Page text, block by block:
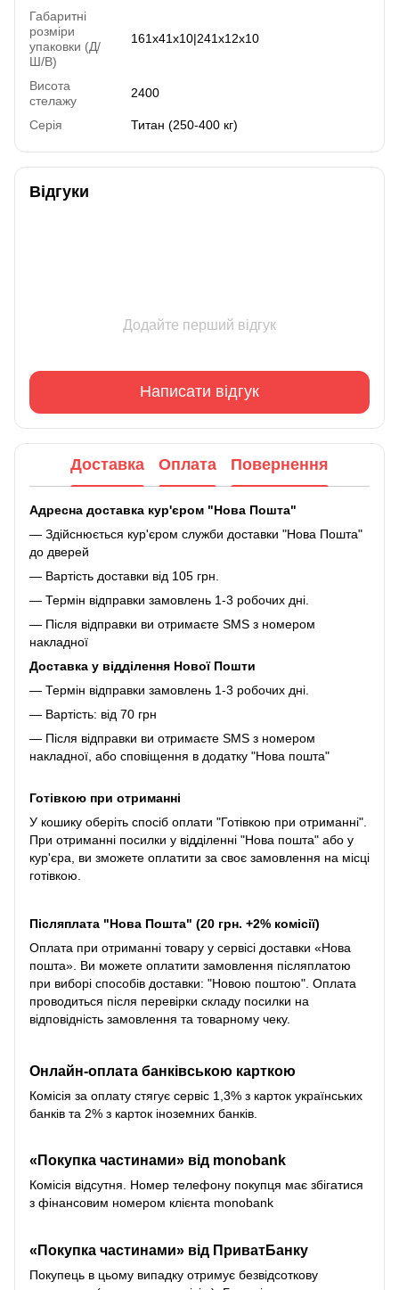
Габаритні
розміри
упаковки (Д/
Ш/В)
161х41х10|241х12х10
Висота
стелажу
2400
Серія Титан (250-400 кг)
Відгуки
Додайте перший відгук
Написати відгук
Доставка Оплата Повернення
Адресна доставка кур'єром "Нова Пошта"
— Здійснюється кур'єром служби доставки "Нова Пошта"
до дверей
— Вартість доставки від 105 грн.
— Термін відправки замовлень 1-3 робочих дні.
— Після відправки ви отримаєте SMS з номером
накладної
Доставка у відділення Нової Пошти
— Термін відправки замовлень 1-3 робочих дні.
— Вартість: від 70 грн
— Після відправки ви отримаєте SMS з номером
накладної, або сповіщення в додатку "Нова пошта"
Готівкою при отриманні
У кошику оберіть спосіб оплати "Готівкою при отриманні".
При отриманні посилки у відділенні "Нова пошта" або у
кур'єра, ви зможете оплатити за своє замовлення на місці
готівкою.
Післяплата "Нова Пошта" (20 грн. +2% комісії)
Оплата при отриманні товару у сервісі доставки «Нова
пошта». Ви можете оплатити замовлення післяплатою
при виборі способів доставки: "Новою поштою". Оплата
проводиться після перевірки складу посилки на
відповідність замовлення та товарному чеку.
Онлайн-оплата банківською карткою
Комісія за оплату стягує сервіс 1,3% з карток українських
банків та 2% з карток іноземних банків.
«Покупка частинами» від monobank
Комісія відсутня. Номер телефону покупця має збігатися
з фінансовим номером клієнта monobank
«Покупка частинами» від ПриватБанку
Покупець в цьому випадку отримує безвідсоткову